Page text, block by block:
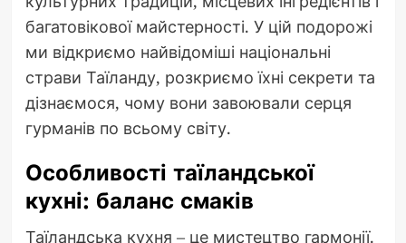
багатовікової майстерності. У цій подорожі
ми відкриємо найвідоміші національні
страви Таїланду, розкриємо їхні секрети та
дізнаємося, чому вони завоювали серця
гурманів по всьому світу.
Особливості таїландської
кухні: баланс смаків
Таїландська кухня – це мистецтво гармонії.